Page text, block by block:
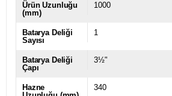
Ürün Uzunluğu
(mm)
1000
Batarya Deliği
Sayısı
1
Batarya Deliği
Çapı
3½"
Hazne
340